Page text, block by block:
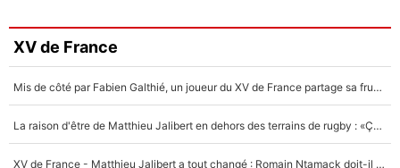
XV de France
Mis de côté par Fabien Galthié, un joueur du XV de France partage sa frustration : «ils ne me l’ont pas dit tout de suite»
La raison d'être de Matthieu Jalibert en dehors des terrains de rugby : «Ça m'atteint autant que si tu touches à un membre de ma famille»
XV de France - Matthieu Jalibert a tout changé : Romain Ntamack doit-il s’inquiéter pour sa place à un an de la Coupe du monde ?